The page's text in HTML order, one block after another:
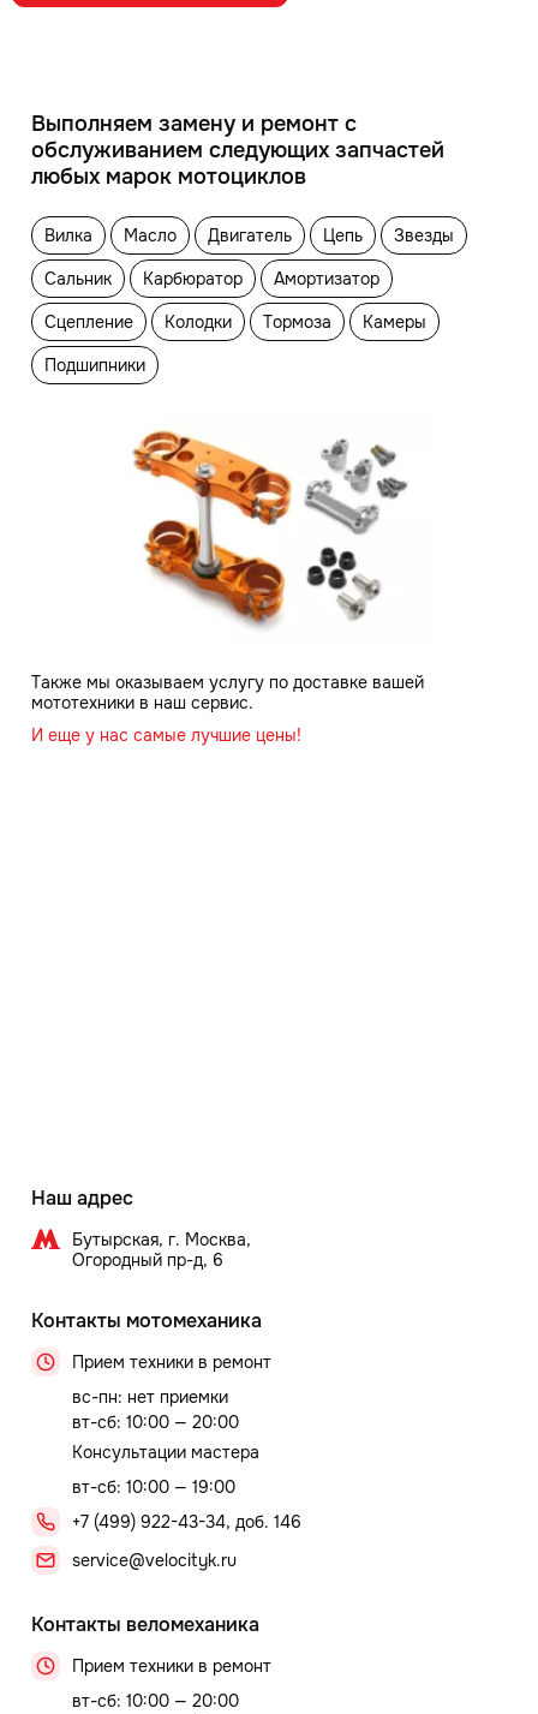
Выполняем замену и ремонт с
обслуживанием следующих запчастей
любых марок мотоциклов
Вилка Масло Двигатель Цепь
Звезды
Сальник
Карбюратор
Амортизатор
Сцепление
Колодки Тормоза
Камеры
Подшипники
Также мы оказываем услугу по доставке вашей
мототехники в наш сервис.
И еще у нас самые лучшие цены!
Наш адрес
Бутырская, г. Москва,
Огородный пр-д, 6
Контакты мотомеханика
Прием техники в ремонт
вс-пн: нет приемки
вт-сб: 10:00 — 20:00
Консультации мастера
вт-сб: 10:00 — 19:00
+7 (499) 922-43-34, доб. 146
service@velocityk.ru
Контакты веломеханика
Прием техники в ремонт
вт-сб: 10:00 — 20:00